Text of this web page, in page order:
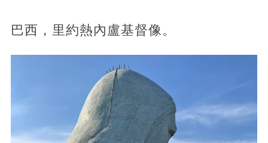
巴西，里約熱內盧基督像。